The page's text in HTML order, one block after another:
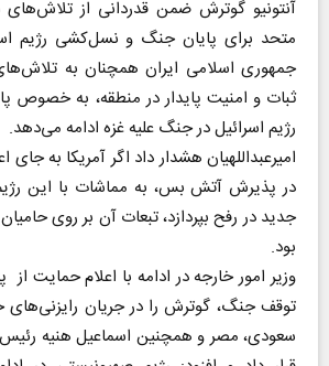
آنتونیو گوترش ضمن قدردانی از تلاش‌های
متحد برای پایان جنگ و نسل‌کشی رژیم
جمهوری اسلامی ایران همچنان به
ثبات و امنیت پایدار در منطقه، به خصوص
رژیم اسرائیل در جنگ علیه غزه ادامه می‌دهد.
امیرعبداللهیان هشدار داد اگر آمریکا به جای
در پذیرش آتش بس، به مماشات با این رژیم
جدید در رفح بپردازد، تبعات آن بر روی
بود.
وزیر امور خارجه در ادامه با اعلام حمایت
توقف جنگ، گوترش را در جریان رایزنی‌های
سعودی، مصر و همچنین اسماعیل هنیه